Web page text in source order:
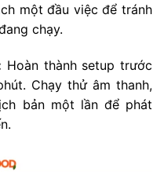
một đầu việc để tránh
chạy.
Hoàn thành setup trước
Chạy thử âm thanh,
bản một lần để phát